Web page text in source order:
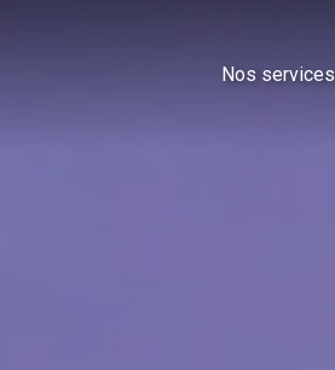
Nos services